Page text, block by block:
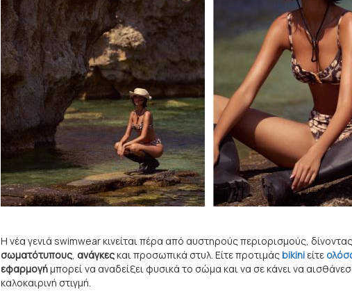
Η νέα γενιά swimwear κινείται πέρα από αυστηρούς περιορισμούς, δίνοντας
σωματότυπους, ανάγκεςκαι προσωπικά στυλ. Είτε προτιμάςbikini είτε
εφαρμογήμπορεί να αναδείξει φυσικά το σώμα και να σε κάνει να
καλοκαιρινή στιγμή.